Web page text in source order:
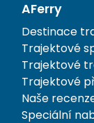
AFerry
Destinace
Trajektové
Trajektové
Trajektové
Naše
Speciální